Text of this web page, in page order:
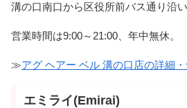
溝の口南口から区役所前バス通り沿い
営業時間は9:00～21:00、年中無休。
≫アグ ヘアー ベル 溝の口店の詳細
エミライ(Emirai)